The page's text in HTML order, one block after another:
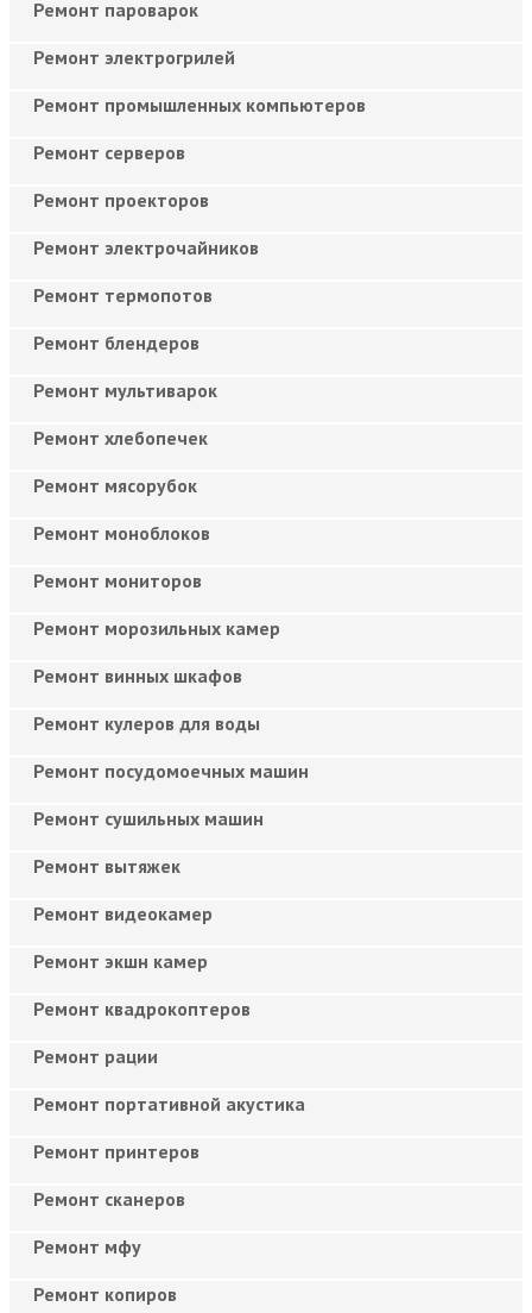
Ремонт пароварок
Ремонт электрогрилей
Ремонт промышленных компьютеров
Ремонт серверов
Ремонт проекторов
Ремонт электрочайников
Ремонт термопотов
Ремонт блендеров
Ремонт мультиварок
Ремонт хлебопечек
Ремонт мясорубок
Ремонт моноблоков
Ремонт мониторов
Ремонт морозильных камер
Ремонт винных шкафов
Ремонт кулеров для воды
Ремонт посудомоечных машин
Ремонт сушильных машин
Ремонт вытяжек
Ремонт видеокамер
Ремонт экшн камер
Ремонт квадрокоптеров
Ремонт рации
Ремонт портативной акустика
Ремонт принтеров
Ремонт сканеров
Ремонт мфу
Ремонт копиров